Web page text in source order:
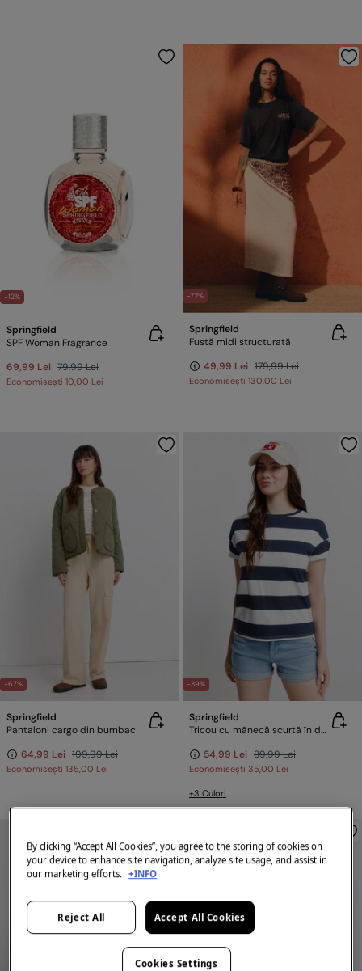
-12%
Springfield
SPF Woman Fragrance
69,99 Lei 79,99 Lei
Economisești 10,00 Lei
-72%
Springfield
Fustă midi structurată
49,99 Lei 179,99 Lei
Economisești 130,00 Lei
-67%
Springfield
Pantaloni cargo din bumbac
64,99 Lei 199,99 Lei
Economisești 135,00 Lei
-39%
Springfield
Tricou cu mânecă scurtă în dungi
54,99 Lei 89,99 Lei
Economisești 35,00 Lei
+3 Culori
By clicking “Accept All Cookies”, you agree to the storing of cookies on
your device to enhance site navigation, analyze site usage, and assist in
our marketing efforts. +INFO
Reject All Accept All Cookies
Cookies Settings